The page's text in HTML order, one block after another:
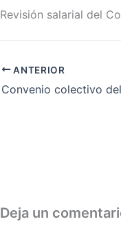
Revisión salarial del
ANTERIOR
Deja un